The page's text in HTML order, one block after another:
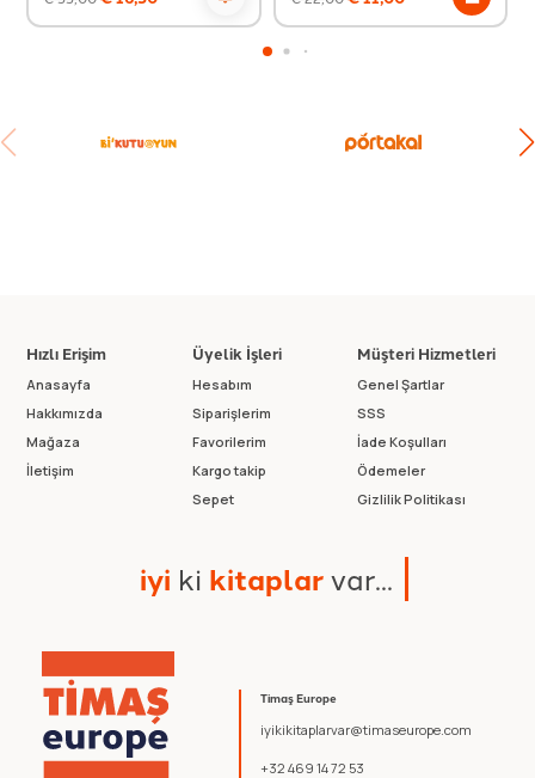
Timaş Europe
iyikikitaplarvar@timaseurope.com
+32 469 14 72 53
Hızlı Erişim
Anasayfa
Hakkımızda
Mağaza
İletişim
Üyelik İşleri
Hesabım
Siparişlerim
Favorilerim
Kargo takip
Sepet
Müşteri Hizmetleri
Genel Şartlar
SSS
İade Koşulları
Ödemeler
Gizlilik Politikası
iyi ki kitaplarvar...